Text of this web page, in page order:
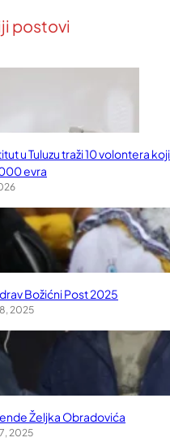
postovi
u Tuluzu traži 10 volontera
evra
Božićni Post 2025
2025
Željka Obradovića
2025